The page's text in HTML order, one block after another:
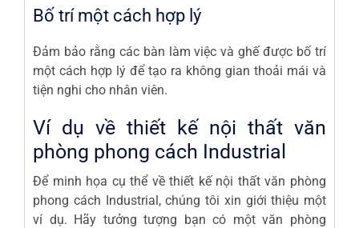
Bố trí một cách hợp lý
Đảm bảo rằng các bàn làm việc và ghế được bố trí
một cách hợp lý để tạo ra không gian thoải mái và
tiện nghi cho nhân viên.
Ví dụ về thiết kế nội thất văn
phòng phong cách Industrial
Để minh họa cụ thể về thiết kế nội thất văn phòng
phong cách Industrial, chúng tôi xin giới thiệu một
ví dụ. Hãy tưởng tượng bạn có một văn phòng